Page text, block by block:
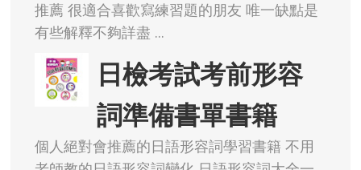
推薦 很適合喜歡寫練習題的朋友 唯一缺點是
有些解釋不夠詳盡 ...
日檢考試考前形容
詞準備書單書籍
個人絕對會推薦的日語形容詞學習書籍 不用